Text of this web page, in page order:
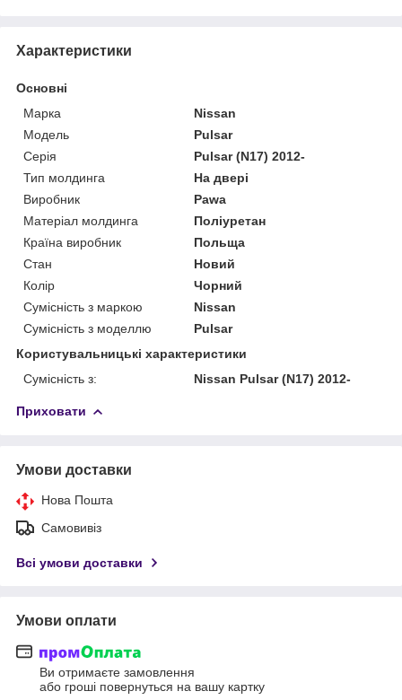
Характеристики
Основні
Марка
Nissan
Модель
Pulsar
Серія
Pulsar (N17) 2012-
Тип молдинга
На двері
Виробник
Pawa
Матеріал молдинга
Поліуретан
Країна виробник
Польща
Стан
Новий
Колір
Чорний
Сумісність з маркою
Nissan
Сумісність з моделлю
Pulsar
Користувальницькі характеристики
Сумісність з:
Nissan Pulsar (N17) 2012-
Приховати
Умови доставки
Нова Пошта
Самовивіз
Всі умови доставки
Умови оплати
Ви отримаєте замовлення
або гроші повернуться на вашу картку